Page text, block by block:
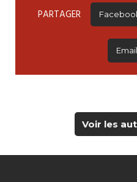
PARTAGER
Email
Voir les